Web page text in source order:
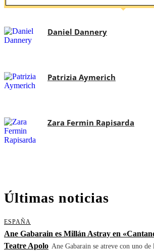
Daniel Dannery
Patrizia Aymerich
Zara Fermin Rapisarda
Últimas noticias
ESPAÑA
Ane Gabarain es Millán Astray en
Teatre Apolo Ane Gabarain se atreve con uno de